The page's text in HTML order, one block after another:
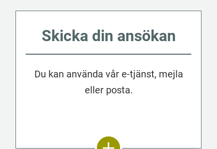
Skicka din ansökan
Du kan använda vår e-tjänst, mejla
eller posta.